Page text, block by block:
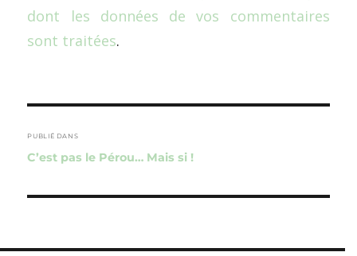
dont les données de vos commentaires
sont traitées.
de
l’article
PUBLIÉ DANS
C’est pas le Pérou… Mais si !